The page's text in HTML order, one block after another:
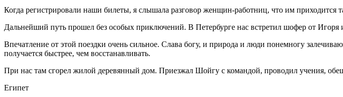
Когда регистрировали наши билеты, я слышала разговор женщин-работниц, что им приходится
Дальнейший путь прошел без особых приключений. В Петербурге нас встретил шофер от Игоря
Впечатление от этой поездки очень сильное. Слава богу, и природа и люди понемногу
получается быстрее, чем восстанавливать.
При нас там сгорел жилой деревянный дом. Приезжал Шойгу с командой, проводил учения,
Египет